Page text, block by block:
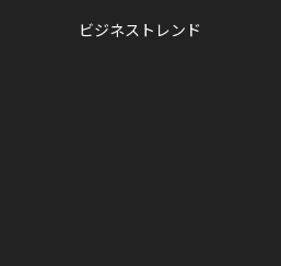
ビジネストレンド